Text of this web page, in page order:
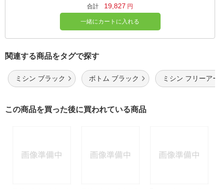
合計 19,827 円
一緒にカートに入れる
関連する商品をタグで探す
ミシン ブラック ボトム ブラック ミシン フリーア
この商品を買った後に買われている商品